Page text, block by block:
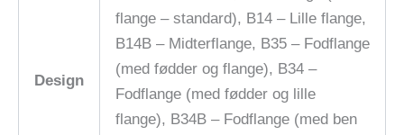
Design
flange – standard), B14 – Lille flange,
B14B – Midterflange, B35 – Fodflange
(med fødder og flange), B34 –
Fodflange (med fødder og lille
flange), B34B – Fodflange (med ben